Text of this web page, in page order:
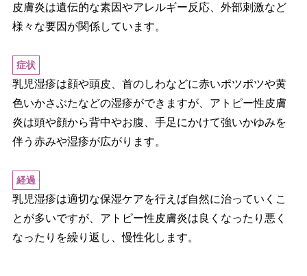
皮膚炎は遺伝的な素因やアレルギー反応、外部刺激など
様々な要因が関係しています。
症状
乳児湿疹は顔や頭皮、首のしわなどに赤いポツポツや黄
色いかさぶたなどの湿疹ができますが、アトピー性皮膚
炎は頭や顔から背中やお腹、手足にかけて強いかゆみを
伴う赤みや湿疹が広がります。
経過
乳児湿疹は適切な保湿ケアを行えば自然に治っていくこ
とが多いですが、アトピー性皮膚炎は良くなったり悪く
なったりを繰り返し、慢性化します。